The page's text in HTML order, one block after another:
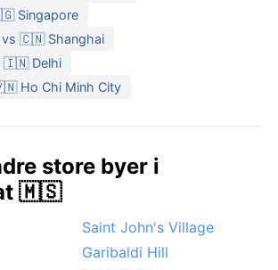
Singapore
🇨🇳 Shanghai
🇮🇳 Delhi
Ho Chi Minh City
store byer i
🇲🇸
Saint John's Village
Garibaldi Hill